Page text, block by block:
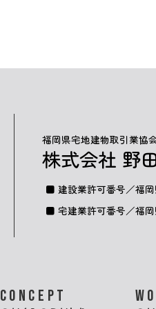
福岡県宅地建物取引業協
株式会社 野
建設業許可番号／福
宅建業許可番号／福
CONCEPT